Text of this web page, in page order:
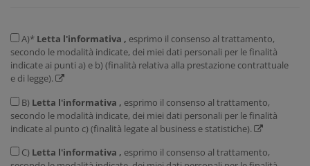
A)* Letta l'informativa , esprimo il consenso al trattamento,
secondo le modalità indicate, dei miei dati personali per le finalità
indicate ai punti a) e b) (finalità relativa alla prestazione contrattuale
e di legge).
B) Letta l'informativa , esprimo il consenso al trattamento,
secondo le modalità indicate, dei miei dati personali per le finalità
indicate al punto c) (finalità legate al business e statistiche).
C) Letta l'informativa , esprimo il consenso al trattamento,